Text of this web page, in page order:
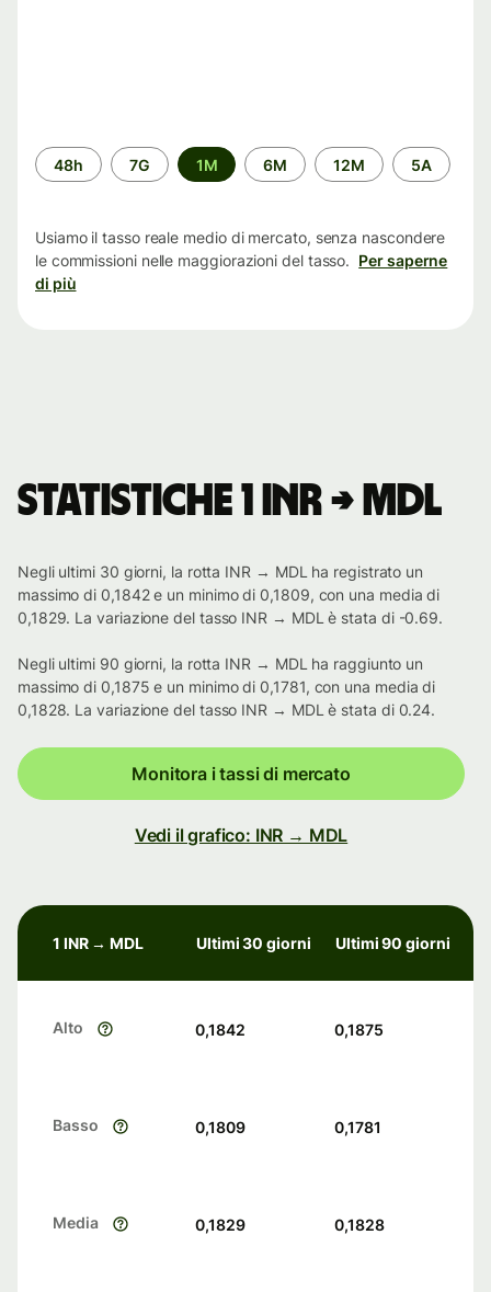
Periodo
di
48h 7G 1M 6M 12M 5A
Usiamo il tasso reale medio di mercato, senza nascondere
le commissioni nelle maggiorazioni del tasso. Per saperne
di più
Statistiche 1 INR → MDL
Negli ultimi 30 giorni, la rotta INR → MDL ha registrato un
massimo di 0,1842 e un minimo di 0,1809, con una media di
0,1829. La variazione del tasso INR → MDL è stata di -0.69.
Negli ultimi 90 giorni, la rotta INR → MDL ha raggiunto un
massimo di 0,1875 e un minimo di 0,1781, con una media di
0,1828. La variazione del tasso INR → MDL è stata di 0.24.
Monitora i tassi di mercato
Vedi il grafico: INR → MDL
1 INR → MDL Ultimi 30 giorni Ultimi 90 giorni
Alto 0,1842 0,1875
Basso 0,1809 0,1781
Media 0,1829 0,1828